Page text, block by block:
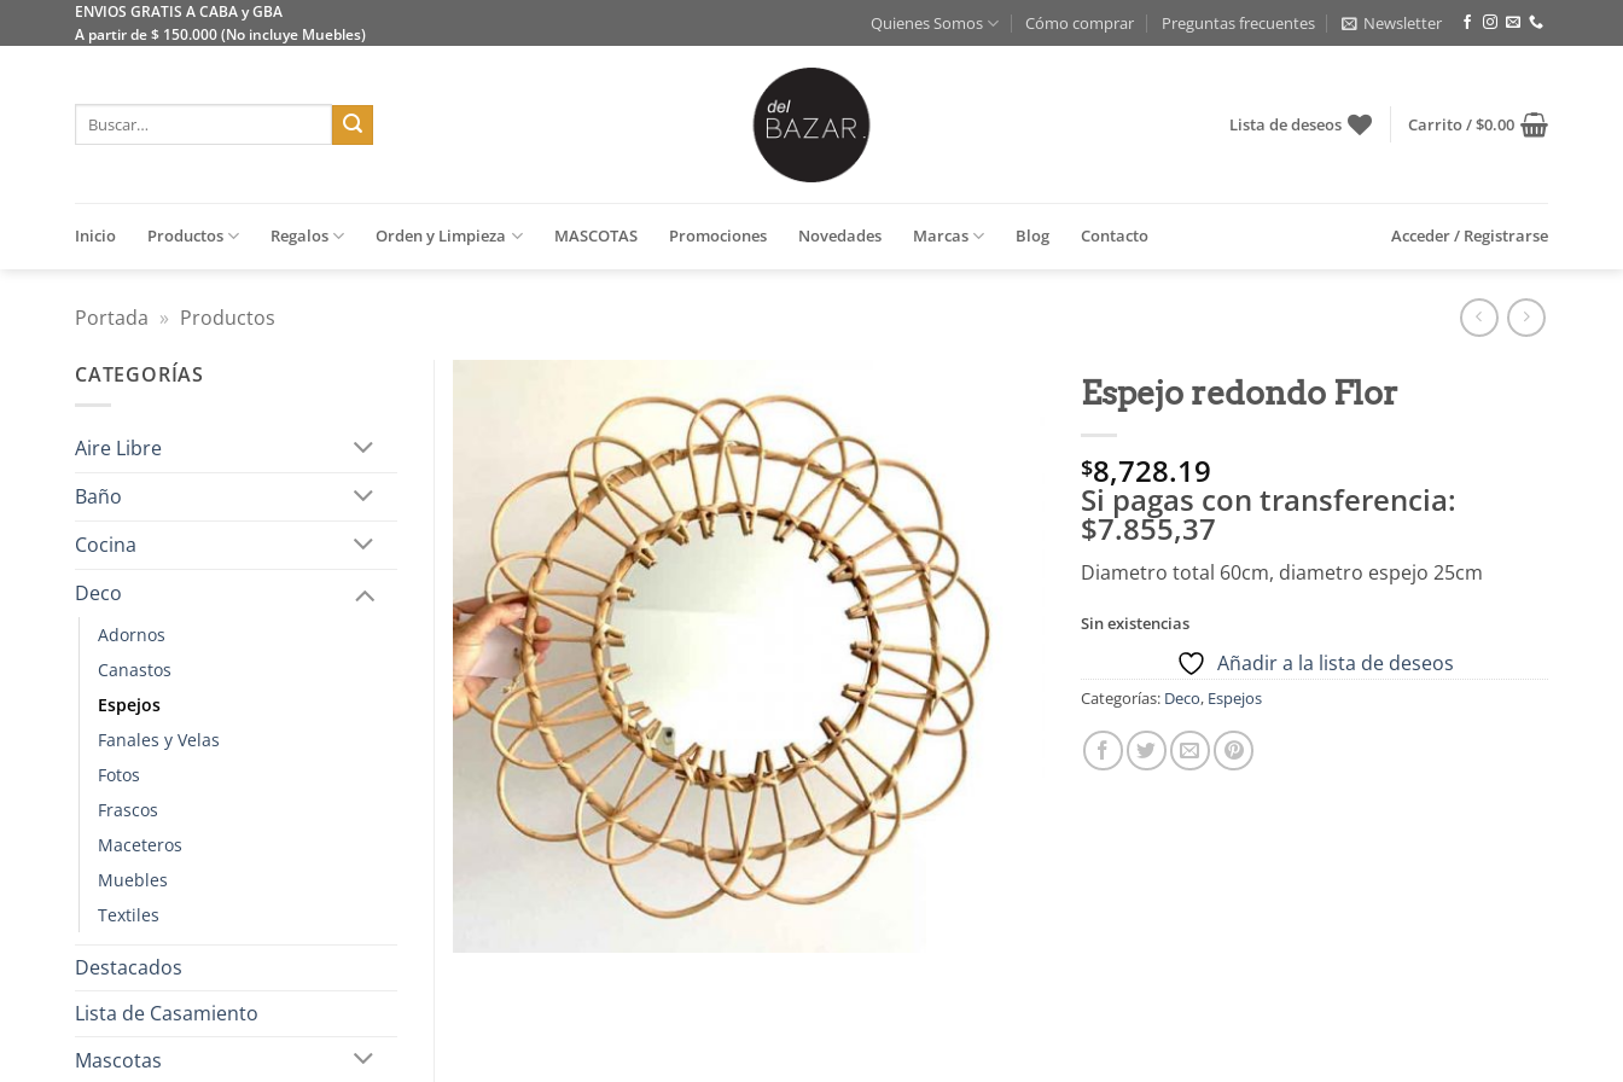
al
ENVIOS GRATIS A CABA y GBA
A partir de $ 150.000 (No incluye Muebles)
Quienes Somos Cómo comprar Preguntas frecuentes Newsletter
Buscar
Lista de deseos Carrito /$0.00
Inicio Productos Regalos Orden y Limpieza MASCOTAS Promociones Novedades Marcas Blog Contacto Acceder / Registrarse
Portada » Productos
Espejo redondo Flor
$8,728.19
Si pagas con transferencia:
$7.855,37
Diametro total 60cm, diametro espejo 25cm
Sin existencias
Añadir a la lista de deseos
Categorías: Deco, Espejos
CATEGORÍAS
Aire Libre
Baño
Cocina
Deco
Adornos
Canastos
Espejos
Fanales y Velas
Fotos
Frascos
Maceteros
Muebles
Textiles
Destacados
Lista de Casamiento
Mascotas